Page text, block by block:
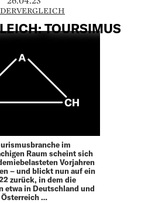
TOURSIMUS
im
Raum scheint sich
Vorjahren
– und blickt nun auf ein
zurück, in dem die
etwa in Deutschland und
Österreich …